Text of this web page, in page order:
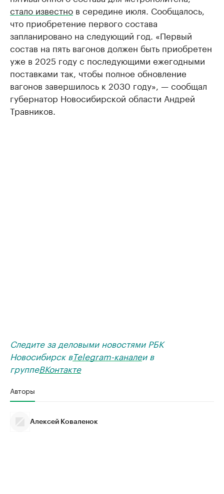
стало известно в середине июля. Сообщалось,
что приобретение первого состава
запланировано на следующий год. «Первый
состав на пять вагонов должен быть приобретен
уже в 2025 году с последующими ежегодными
поставками так, чтобы полное обновление
вагонов завершилось к 2030 году», — сообщал
губернатор Новосибирской области Андрей
Травников.
Следите за деловыми новостями РБК
Новосибирск вTelegram-каналеи в
группеВКонтакте
Авторы
Алексей Коваленок